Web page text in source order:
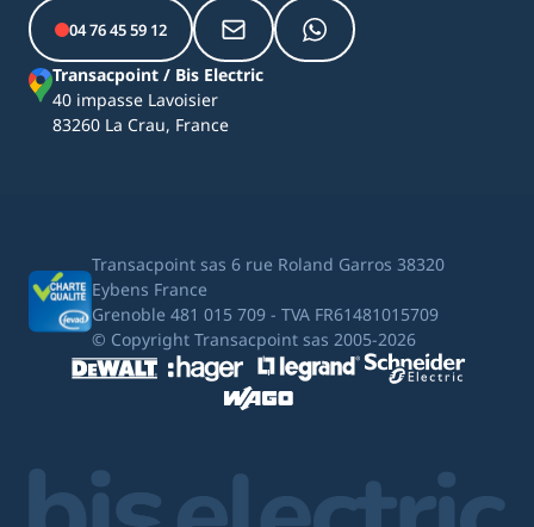
04 76 45 59 12
Transacpoint / Bis Electric
40 impasse Lavoisier
83260 La Crau, France
Transacpoint sas 6 rue Roland Garros 38320
Eybens France
Grenoble 481 015 709 - TVA FR61481015709
© Copyright Transacpoint sas 2005-2026